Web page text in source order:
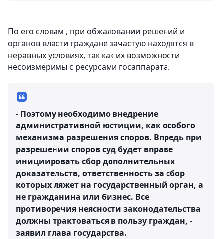
По его словам , при обжаловании решений и
органов власти граждане зачастую находятся в
неравных условиях, так как их возможности
несоизмеримы с ресурсами госаппарата.
- Поэтому необходимо внедрение
административной юстиции, как особого
механизма разрешения споров. Впредь при
разрешении споров суд будет вправе
инициировать сбор дополнительных
доказательств, ответственность за сбор
которых ляжет на государственный орган, а
не гражданина или бизнес. Все
противоречия неясности законодательства
должны трактоваться в пользу граждан, -
заявил глава государства.